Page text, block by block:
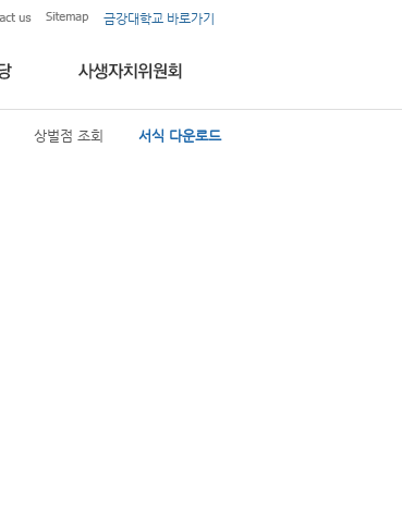
금강대학교 바로가기
상벌점 조회 서식 다운로드